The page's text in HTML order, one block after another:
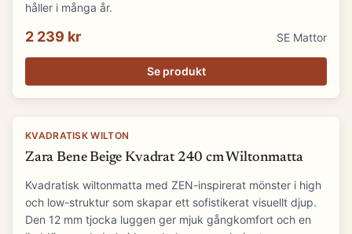
håller i många år.
2 239 kr SE Mattor
Se produkt
KVADRATISK WILTON
Zara Bene Beige Kvadrat 240 cm Wiltonmatta
Kvadratisk wiltonmatta med ZEN-inspirerat mönster i high
och low-struktur som skapar ett sofistikerat visuellt djup.
Den 12 mm tjocka luggen ger mjuk gångkomfort och en